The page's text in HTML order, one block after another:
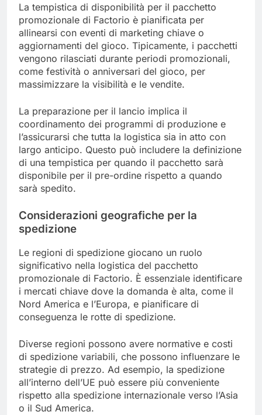
La tempistica di disponibilità per il pacchetto
promozionale di Factorio è pianificata per
allinearsi con eventi di marketing chiave o
aggiornamenti del gioco. Tipicamente, i pacchetti
vengono rilasciati durante periodi promozionali,
come festività o anniversari del gioco, per
massimizzare la visibilità e le vendite.
La preparazione per il lancio implica il
coordinamento dei programmi di produzione e
l’assicurarsi che tutta la logistica sia in atto con
largo anticipo. Questo può includere la definizione
di una tempistica per quando il pacchetto sarà
disponibile per il pre-ordine rispetto a quando
sarà spedito.
Considerazioni geografiche per la
spedizione
Le regioni di spedizione giocano un ruolo
significativo nella logistica del pacchetto
promozionale di Factorio. È essenziale identificare
i mercati chiave dove la domanda è alta, come il
Nord America e l’Europa, e pianificare di
conseguenza le rotte di spedizione.
Diverse regioni possono avere normative e costi
di spedizione variabili, che possono influenzare le
strategie di prezzo. Ad esempio, la spedizione
all’interno dell’UE può essere più conveniente
rispetto alla spedizione internazionale verso l’Asia
o il Sud America.